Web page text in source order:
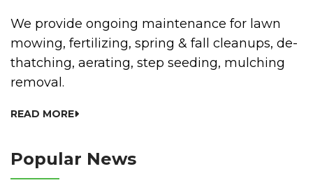
We provide ongoing maintenance for lawn
mowing, fertilizing, spring & fall cleanups, de-
thatching, aerating, step seeding, mulching
removal.
READ MORE
Popular News